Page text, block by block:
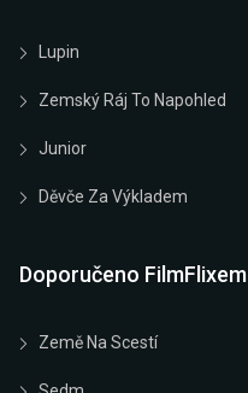
Lupin
Zemský Ráj To Napohled
Junior
Děvče Za Výkladem
Doporučeno FilmFlixem
Země Na Scestí